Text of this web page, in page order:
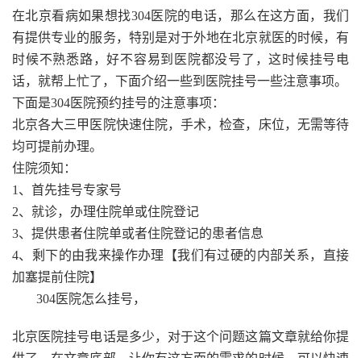
在北京看病如果想找304医院的电话，那么在这方面，我们
有提供专业的服务，特别是对于外地在北京就医的时候，有
时候不熟悉路，好不容易到医院都没号了，这时候挂号电
话，就帮上忙了，下面介绍一些到医院挂号一些注意事项。
下面是304医院预约挂号的注意事项：
北京各大三甲医院快速住院，手术，检查，床位，无需等待
均可提前办理。
住院须知：
1、首先挂号专家号
2、就诊，办理住院单或住院登记
3、提供患者住院单或者住院登记的患者信息
4、剩下的由我来操作办理【我们有过硬的内部关系，直接
加塞提前住院】
304医院怎么挂号，
北京医院挂号电话是多少，对于这个问题这篇文章就给你提